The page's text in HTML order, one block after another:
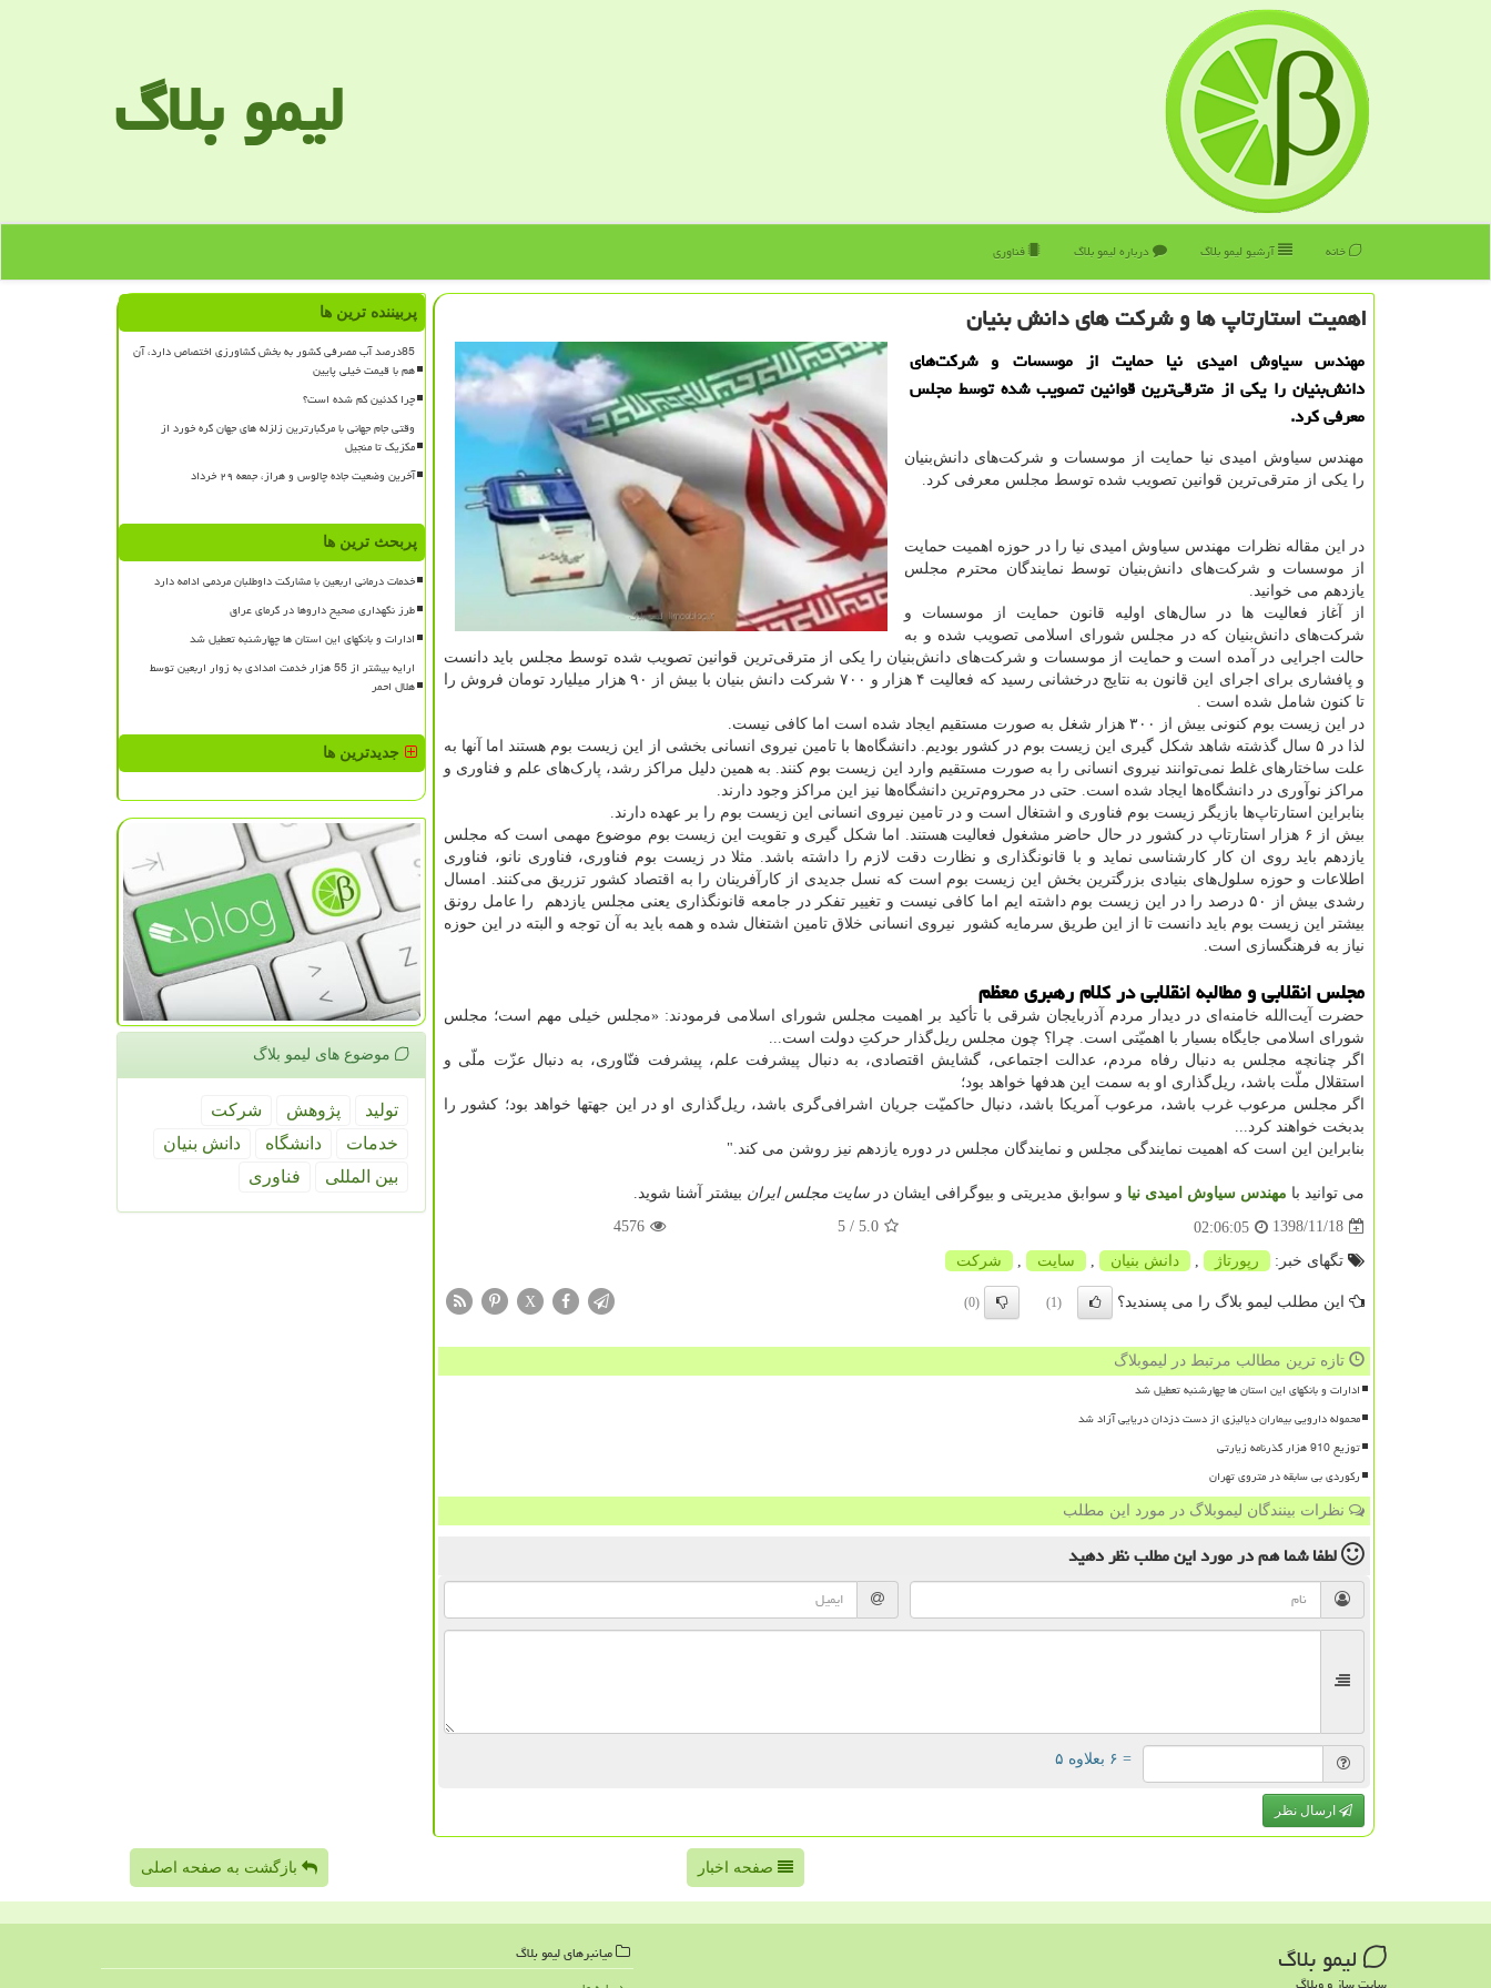
لیمو بلاگ
خانه آرشیو لیمو بلاگ درباره لیمو بلاگ فناوری
اهمیت استارتاپ ها و شركت های دانش بنیان
مهندس سیاوش امیدی نیا حمایت از موسسات و شركت‌های
دانش‌بنیان را یكی از مترقی‌ترین قوانین تصویب شده توسط مجلس
معرفی كرد.
مهندس سیاوش امیدی نیا حمایت از موسسات و شرکت‌های دانش‌بنیان
را یکی از مترقی‌ترین قوانین تصویب شده توسط مجلس معرفی کرد.
در این مقاله نظرات مهندس سیاوش امیدی نیا را در حوزه اهمیت حمایت
از موسسات و شرکت‌های دانش‌بنیان توسط نمایندگان محترم مجلس
یازدهم می خوانید.
از آغاز فعالیت ها در سال‌های اولیه قانون حمایت از موسسات و
شرکت‌های دانش‌بنیان که در مجلس شورای اسلامی تصویب شده و به
حالت اجرایی در آمده است و حمایت از موسسات و شرکت‌های دانش‌بنیان را یکی از مترقی‌ترین قوانین تصویب شده توسط مجلس باید دانست
و پافشاری برای اجرای این قانون به نتایج درخشانی رسید که فعالیت ۴ هزار و ۷۰۰ شرکت دانش بنیان با بیش از ۹۰ هزار میلیارد تومان فروش را
تا کنون شامل شده است .
در این زیست بوم کنونی بیش از ۳۰۰ هزار شغل به صورت مستقیم ایجاد شده است اما کافی نیست.
لذا در ۵ سال گذشته شاهد شکل گیری این زیست بوم در کشور بودیم. دانشگاه‌ها با تامین نیروی انسانی بخشی از این زیست بوم هستند اما آنها به
علت ساختارهای غلط نمی‌توانند نیروی انسانی را به صورت مستقیم وارد این زیست بوم کنند. به همین دلیل مراکز رشد، پارک‌های علم و فناوری و
مراکز نوآوری در دانشگاه‌ها ایجاد شده است. حتی در محروم‌ترین دانشگاه‌ها نیز این مراکز وجود دارند.
بنابراین استارتاپ‌ها بازیگر زیست بوم فناوری و اشتغال است و در تامین نیروی انسانی این زیست بوم را بر عهده دارند.
بیش از ۶ هزار استارتاپ در کشور در حال حاضر مشغول فعالیت هستند. اما شکل گیری و تقویت این زیست بوم موضوع مهمی است که مجلس
یازدهم باید روی ان کار کارشناسی نماید و با قانونگذاری و نظارت دقت لازم را داشته باشد. مثلا در زیست بوم فناوری، فناوری نانو، فناوری
اطلاعات و حوزه سلول‌های بنیادی بزرگترین بخش این زیست بوم است که نسل جدیدی از کارآفرینان را به اقتصاد کشور تزریق می‌کنند. امسال
رشدی بیش از ۵۰ درصد را در این زیست بوم داشته ایم اما کافی نیست و تغییر تفکر در جامعه قانونگذاری یعنی مجلس یازدهم را عامل رونق
بیشتر این زیست بوم باید دانست تا از این طریق سرمایه کشور نیروی انسانی خلاق تامین اشتغال شده و همه باید به آن توجه و البته در این حوزه
نیاز به فرهنگسازی است.
مجلس انقلابی و مطالبه انقلابی در کلام رهبری معظم
حضرت آیت‌الله خامنه‌ای در دیدار مردم آذربایجان شرقی با تأکید بر اهمیت مجلس شورای اسلامی فرمودند: «مجلس خیلی مهم است؛ مجلس
شورای اسلامی جایگاه بسیار با اهمیّتی است. چرا؟ چون مجلس ریل‌گذار حرکتِ دولت است...
اگر چنانچه مجلس به دنبال رفاه مردم، عدالت اجتماعی، گشایش اقتصادی، به دنبال پیشرفت علم، پیشرفت فنّاوری، به دنبال عزّت ملّی و
استقلال ملّت باشد، ریل‌گذاری او به سمت این هدفها خواهد بود؛
اگر مجلس مرعوب غرب باشد، مرعوب آمریکا باشد، دنبال حاکمیّت جریان اشرافی‌گری باشد، ریل‌گذاری او در این جهتها خواهد بود؛ کشور را
بدبخت خواهند کرد...
بنابراین این است که اهمیت نمایندگی مجلس و نمایندگان مجلس در دوره یازدهم نیز روشن می کند."
می توانید با مهندس سیاوش امیدی نیا و سوابق مدیریتی و بیوگرافی ایشان در سایت مجلس ایران بیشتر آشنا شوید.
1398/11/18
02:06:05
5.0
/ 5
4576
تگهای خبر: رپورتاژ دانش بنیان سایت شركت
این مطلب لیمو بلاگ را می پسندید؟ (1)
(0)
X
تازه ترین مطالب مرتبط در لیموبلاگ
ادارات و بانکهای این استان ها چهارشنبه تعطیل شد
محموله دارویی بیماران دیالیزی از دست دزدان دریایی آزاد شد
توزیع 910 هزار گذرنامه زیارتی
رکوردی بی سابقه در متروی تهران
نظرات بینندگان لیموبلاگ در مورد این مطلب
لطفا شما همدر مورد این مطلبنظر دهید
= ۶ بعلاوه ۵
ارسال نظر
پربیننده ترین ها
85درصد آب مصرفی کشور به بخش کشاورزی اختصاص دارد، آن
هم با قیمت خیلی پایین
چرا کدئین کم شده است؟
وقتی جام جهانی با مرگبارترین زلزله های جهان گره خورد از
مکزیک تا منجیل
آخرین وضعیت جاده چالوس و هراز، جمعه ۲۹ خرداد
پربحث ترین ها
خدمات درمانی اربعین با مشارکت داوطلبان مردمی ادامه دارد
طرز نگهداری صحیح داروها در گرمای عراق
ادارات و بانکهای این استان ها چهارشنبه تعطیل شد
ارایه بیشتر از 55 هزار خدمت امدادی به زوار اربعین توسط
هلال احمر
جدیدترین ها
موضوع های لیمو بلاگ
تولید پژوهش
شركت
خدمات
دانشگاه
دانش بنیان
بین المللی
فناوری
صفحه اخبار بازگشت به صفحه اصلی
لیمو بلاگ میانبرهای لیمو بلاگ